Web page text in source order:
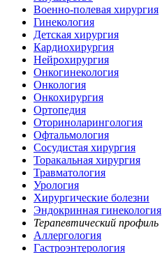
Военно-полевая хирургия
Гинекология
Детская хирургия
Кардиохирургия
Нейрохирургия
Онкогинекология
Онкология
Онкохирургия
Ортопедия
Оториноларингология
Офтальмология
Сосудистая хирургия
Торакальная хирургия
Травматология
Урология
Хирургические болезни
Эндокринная гинекология
Терапевтический профиль
Аллергология
Гастроэнтерология